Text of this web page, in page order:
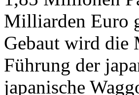
Milliarden Euro
Gebaut wird die
Führung der
japanische